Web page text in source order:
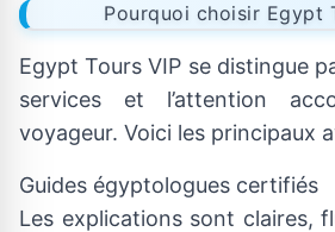
Pourquoi choisir Egypt
Egypt Tours VIP se distingue
services et l’attention
voyageur. Voici les principaux
Guides égyptologues certifiés
Les explications sont claires,